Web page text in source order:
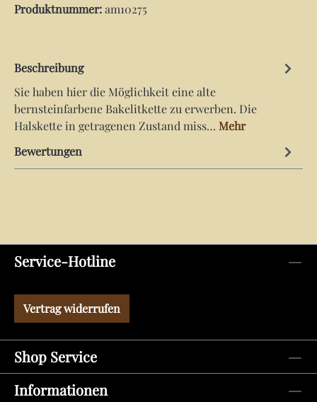
Produktnummer:am10275
Beschreibung
Sie haben hier die Möglichkeit eine alte
bernsteinfarbene Bakelitkette zu erwerben. Die
Halskette in getragenen Zustand miss… Mehr
Bewertungen
Service-Hotline
Vertrag widerrufen
Shop Service
Informationen